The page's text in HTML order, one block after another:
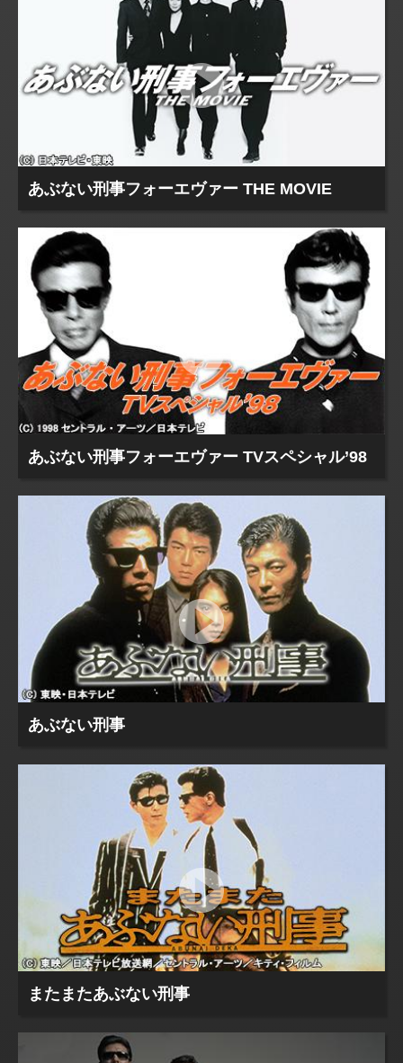
あぶない刑事フォーエヴァー THE MOVIE
あぶない刑事フォーエヴァー TVスペシャル’98
あぶない刑事
またまたあぶない刑事